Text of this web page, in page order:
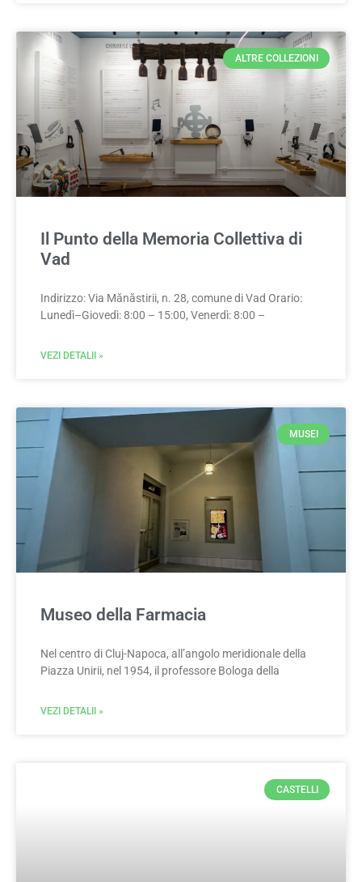
ALTRE COLLEZIONI
Il Punto della Memoria Collettiva di
Vad
Indirizzo: Via Mănăstirii, n. 28, comune di Vad Orario:
Lunedì–Giovedì: 8:00 – 15:00, Venerdì: 8:00 –
VEZI DETALII »
MUSEI
Museo della Farmacia
Nel centro di Cluj-Napoca, all’angolo meridionale della
Piazza Unirii, nel 1954, il professore Bologa della
VEZI DETALII »
CASTELLI